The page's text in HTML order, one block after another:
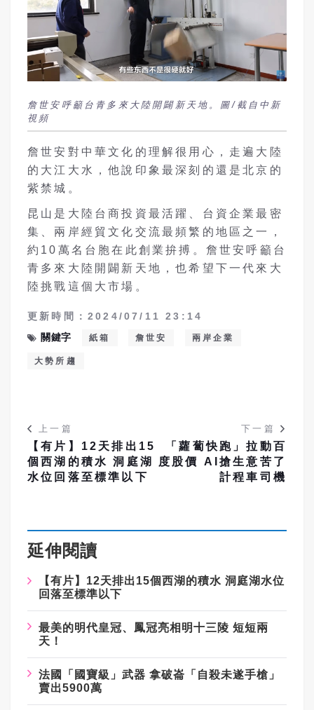
詹世安呼籲台青多來大陸開闢新天地。圖/截自中新
視頻
詹世安對中華文化的理解很用心，走遍大陸
的大江大水，他說印象最深刻的還是北京的
紫禁城。
昆山是大陸台商投資最活躍、台資企業最密
集、兩岸經貿文化交流最頻繁的地區之一，
約10萬名台胞在此創業拚搏。詹世安呼籲台
青多來大陸開闢新天地，也希望下一代來大
陸挑戰這個大市場。
更新時間：2024/07/11 23:14
關鍵字
紙箱 詹世安 兩岸企業
大勢所趨
上一篇
【有片】12天排出15
個西湖的積水 洞庭湖
水位回落至標準以下
下一篇
「蘿蔔快跑」拉動百
度股價 AI搶生意苦了
計程車司機
延伸閱讀
【有片】12天排出15個西湖的積水 洞庭湖水位
回落至標準以下
最美的明代皇冠、鳳冠亮相明十三陵 短短兩
天！
法國「國寶級」武器 拿破崙「自殺未遂手槍」
賣出5900萬